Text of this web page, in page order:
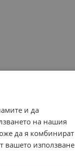
и да
на нашия
да я комбинират
вашето използване